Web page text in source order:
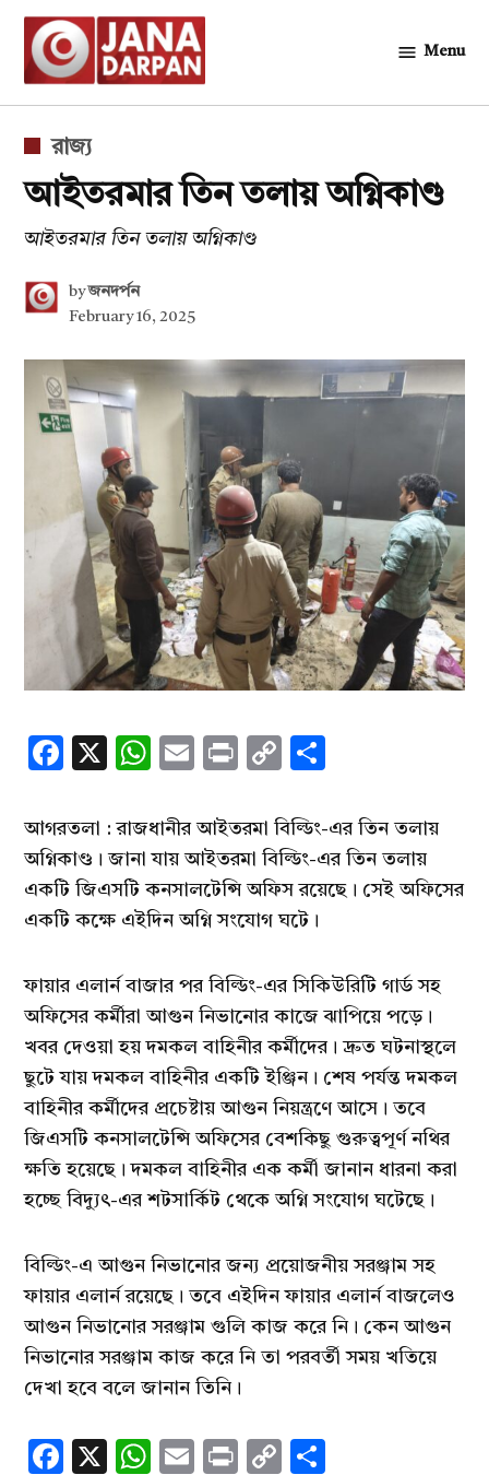
Skip
content
Menu
POSTED
IN
রাজ্য
আইতরমার তিন তলায় অগ্নিকাণ্ড
আইতরমার তিন তলায় অগ্নিকাণ্ড
by জনদর্পন
February 16, 2025
Facebook
X WhatsApp
EmailPrintCopy
আগরতলা : রাজধানীর আইতরমা বিল্ডিং-এর তিন তলায়
অগ্নিকাণ্ড। জানা যায় আইতরমা বিল্ডিং-এর তিন তলায়
একটি জিএসটি কনসালটেন্সি অফিস রয়েছে। সেই অফিসের
একটি কক্ষে এইদিন অগ্নি সংযোগ ঘটে।
ফায়ার এলার্ন বাজার পর বিল্ডিং-এর সিকিউরিটি গার্ড সহ
অফিসের কর্মীরা আগুন নিভানোর কাজে ঝাপিয়ে পড়ে।
খবর দেওয়া হয় দমকল বাহিনীর কর্মীদের। দ্রুত ঘটনাস্থলে
ছুটে যায় দমকল বাহিনীর একটি ইঞ্জিন। শেষ পর্যন্ত দমকল
বাহিনীর কর্মীদের প্রচেষ্টায় আগুন নিয়ন্ত্রণে আসে। তবে
জিএসটি কনসালটেন্সি অফিসের বেশকিছু গুরুত্বপূর্ণ নথির
ক্ষতি হয়েছে। দমকল বাহিনীর এক কর্মী জানান ধারনা করা
হচ্ছে বিদ্যুৎ-এর শটসার্কিট থেকে অগ্নি সংযোগ ঘটেছে।
বিল্ডিং-এ আগুন নিভানোর জন্য প্রয়োজনীয় সরঞ্জাম সহ
ফায়ার এলার্ন রয়েছে। তবে এইদিন ফায়ার এলার্ন বাজলেও
আগুন নিভানোর সরঞ্জাম গুলি কাজ করে নি। কেন আগুন
নিভানোর সরঞ্জাম কাজ করে নি তা পরবর্তী সময় খতিয়ে
দেখা হবে বলে জানান তিনি।
Facebook
X WhatsApp
EmailPrintCopy